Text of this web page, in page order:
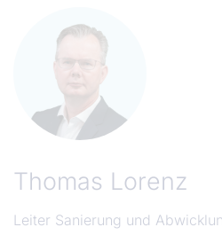
Thomas Lorenz
Leiter Sanierung und